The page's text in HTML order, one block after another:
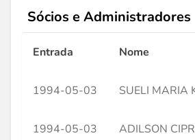
Sócios e Administradores
Entrada Nome
1994-05-03 SUELI MARIA
1994-05-03 ADILSON